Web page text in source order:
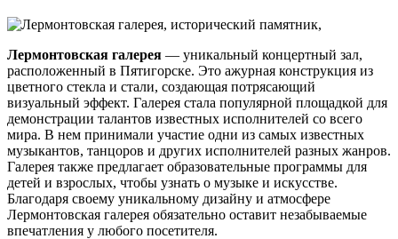
Лермонтовская галерея — уникальный концертный зал,
расположенный в Пятигорске. Это ажурная конструкция из
цветного стекла и стали, создающая потрясающий
визуальный эффект. Галерея стала популярной площадкой для
демонстрации талантов известных исполнителей со всего
мира. В нем принимали участие одни из самых известных
музыкантов, танцоров и других исполнителей разных жанров.
Галерея также предлагает образовательные программы для
детей и взрослых, чтобы узнать о музыке и искусстве.
Благодаря своему уникальному дизайну и атмосфере
Лермонтовская галерея обязательно оставит незабываемые
впечатления у любого посетителя.